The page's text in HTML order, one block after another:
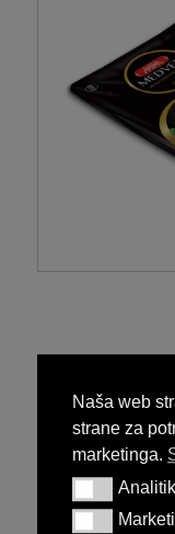
Naša web
strane za
marketinga.
Analitika
Marketing